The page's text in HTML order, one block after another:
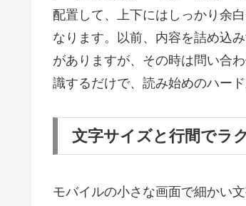
配置して、上下にはしっかり余
なります。以前、内容を詰め込
がありますが、その時は問い合
識するだけで、読み始めのハー
文字サイズと行間でラ
モバイルの小さな画面で細かい